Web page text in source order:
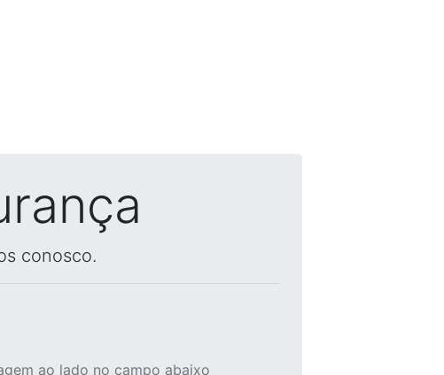
conosco.
ao lado no campo abaixo